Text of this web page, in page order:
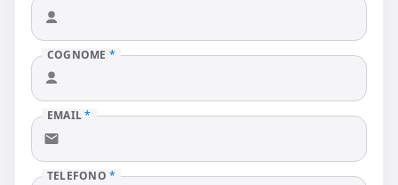
COGNOME *
EMAIL*
TELEFONO*